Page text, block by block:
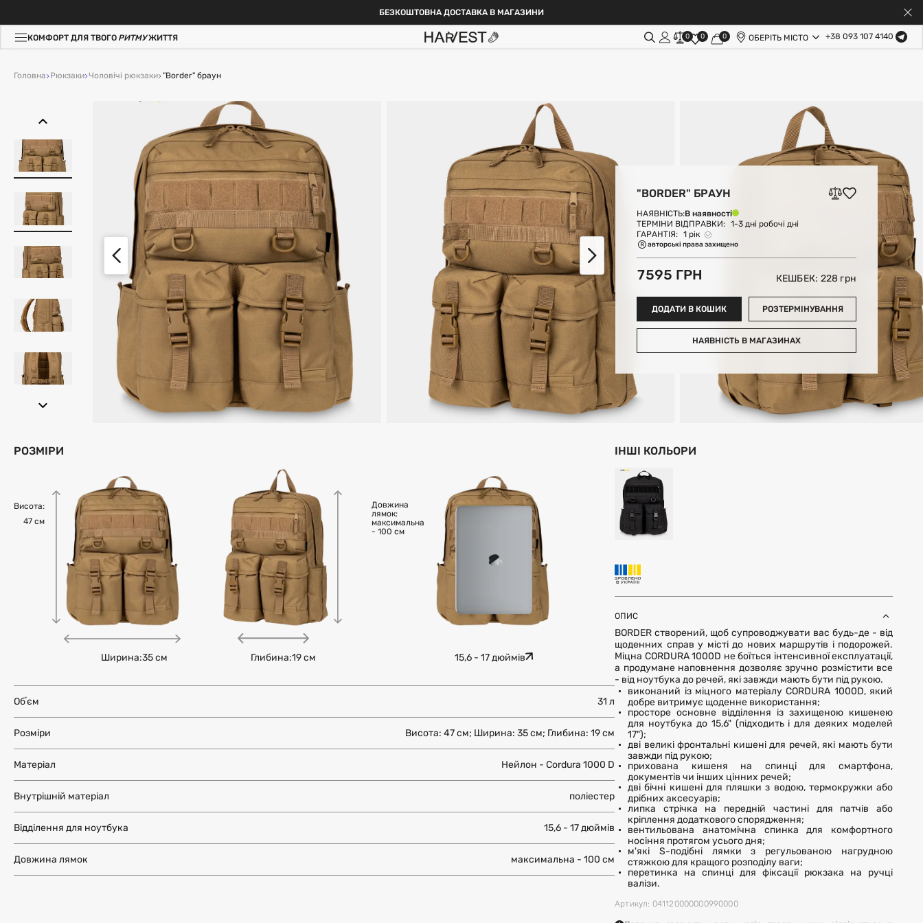
БЕЗКОШТОВНА ДОСТАВКА В МАГАЗИНИ
КОМФОРТ ДЛЯ ТВОГОРИТМУЖИТТЯ 0 0 0 ОБЕРІТЬ МІСТО +38 093 107 4140
Головна Рюкзаки Чоловічі рюкзаки "Border" браун
"BORDER" БРАУН
НАЯВНІСТЬ:В наявності
ТЕРМІНИ ВІДПРАВКИ: 1-3 дні робочі дні
ГАРАНТІЯ: 1 рік
авторські права захищено
7595 ГРН КЕШБЕК: 228 грн
ДОДАТИ В КОШИК РОЗТЕРМІНУВАННЯ
НАЯВНІСТЬ В МАГАЗИНАХ
РОЗМІРИ
Висота:
47 см
Ширина:35 см Глибина:19 см
Довжина
лямок:
максимальна
- 100 см
15,6 - 17 дюймів
Обʼєм 31 л
Розміри Висота: 47 см; Ширина: 35 см; Глибина: 19 см
Матеріал Нейлон - Cordura 1000 D
Внутрішній матеріал поліестер
Відділення для ноутбука 15,6 - 17 дюймів
Довжина лямок максимальна - 100 см
ІНШІ КОЛЬОРИ
ОПИС
BORDER створений, щоб супроводжувати вас будь-де - від
щоденних справ у місті до нових маршрутів і подорожей.
Міцна CORDURA 1000D не боїться інтенсивної експлуатації,
а продумане наповнення дозволяє зручно розмістити все
- від ноутбука до речей, які завжди мають бути під рукою.
виконаний із міцного матеріалу CORDURA 1000D, який
добре витримує щоденне використання;
просторе основне відділення із захищеною кишенею
для ноутбука до 15,6" (підходить і для деяких моделей
17");
дві великі фронтальні кишені для речей, які мають бути
завжди під рукою;
прихована кишеня на спинці для смартфона,
документів чи інших цінних речей;
дві бічні кишені для пляшки з водою, термокружки або
дрібних аксесуарів;
липка стрічка на передній частині для патчів або
кріплення додаткового спорядження;
вентильована анатомічна спинка для комфортного
носіння протягом усього дня;
м'які S-подібні лямки з регульованою нагрудною
стяжкою для кращого розподілу ваги;
перетинка на спинці для фіксації рюкзака на ручці
валізи.
Артикул: 041120000000990000